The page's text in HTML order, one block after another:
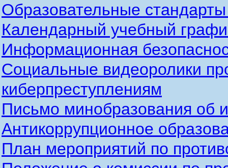
Образовательные
Календарный учебный
Информационная
Социальные видеоролики
киберпреступлениям
Письмо минобразования об
Антикоррупционное
План мероприятий по